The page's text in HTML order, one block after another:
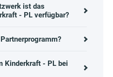
ist das
- PL verfügbar?
Kinderkraft - PL bei